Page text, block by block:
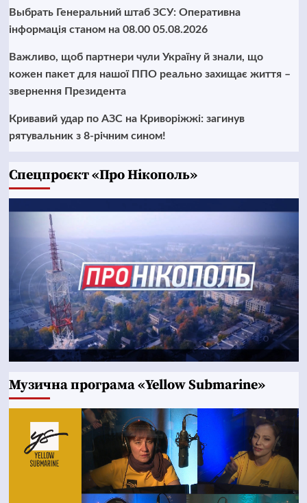
Выбрать Генеральний штаб ЗСУ: Оперативна
інформація станом на 08.00 05.08.2026
Важливо, щоб партнери чули Україну й знали, що
кожен пакет для нашої ППО реально захищає життя –
звернення Президента
Кривавий удар по АЗС на Криворіжжі: загинув
рятувальник з 8-річним сином!
Cпецпроєкт «Про Нікополь»
Музична програма «Yellow Submarine»